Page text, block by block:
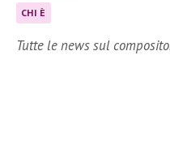
CHI È
Tutte le news sul